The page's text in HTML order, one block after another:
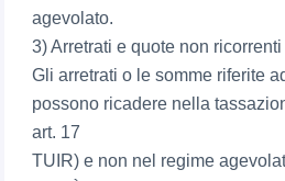
agevolato.
3) Arretrati e quote non ricorrenti
Gli arretrati o le somme riferite
possono ricadere nella
art. 17
TUIR) e non nel regime